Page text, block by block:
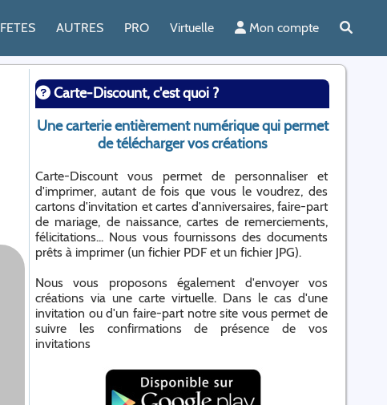
FETES AUTRES PRO Virtuelle Mon compte
Carte-Discount, c'est quoi ?
Une carterie entièrement numérique qui permet
de télécharger vos créations
Carte-Discount vous permet de personnaliser et
d'imprimer, autant de fois que vous le voudrez, des
cartons d'invitation et cartes d'anniversaires, faire-part
de mariage, de naissance, cartes de remerciements,
félicitations... Nous vous fournissons des documents
prêts à imprimer (un fichier PDF et un fichier JPG).
Nous vous proposons également d'envoyer vos
créations via une carte virtuelle. Dans le cas d'une
invitation ou d'un faire-part notre site vous permet de
suivre les confirmations de présence de vos
invitations